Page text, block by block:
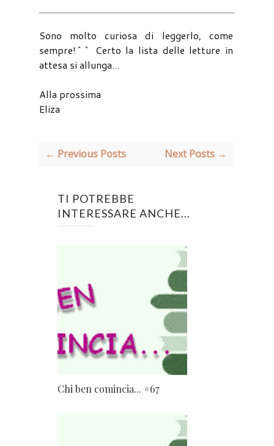
Sono molto curiosa di leggerlo, come
sempre!^^ Certo la lista delle letture in
attesa si allunga...
Alla prossima
Eliza
← Previous Posts Next Posts →
TI POTREBBE
INTERESSARE ANCHE...
Chi ben comincia... #67